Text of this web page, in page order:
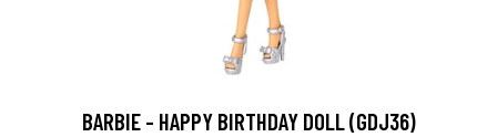
BARBIE - HAPPY BIRTHDAY DOLL (GDJ36)